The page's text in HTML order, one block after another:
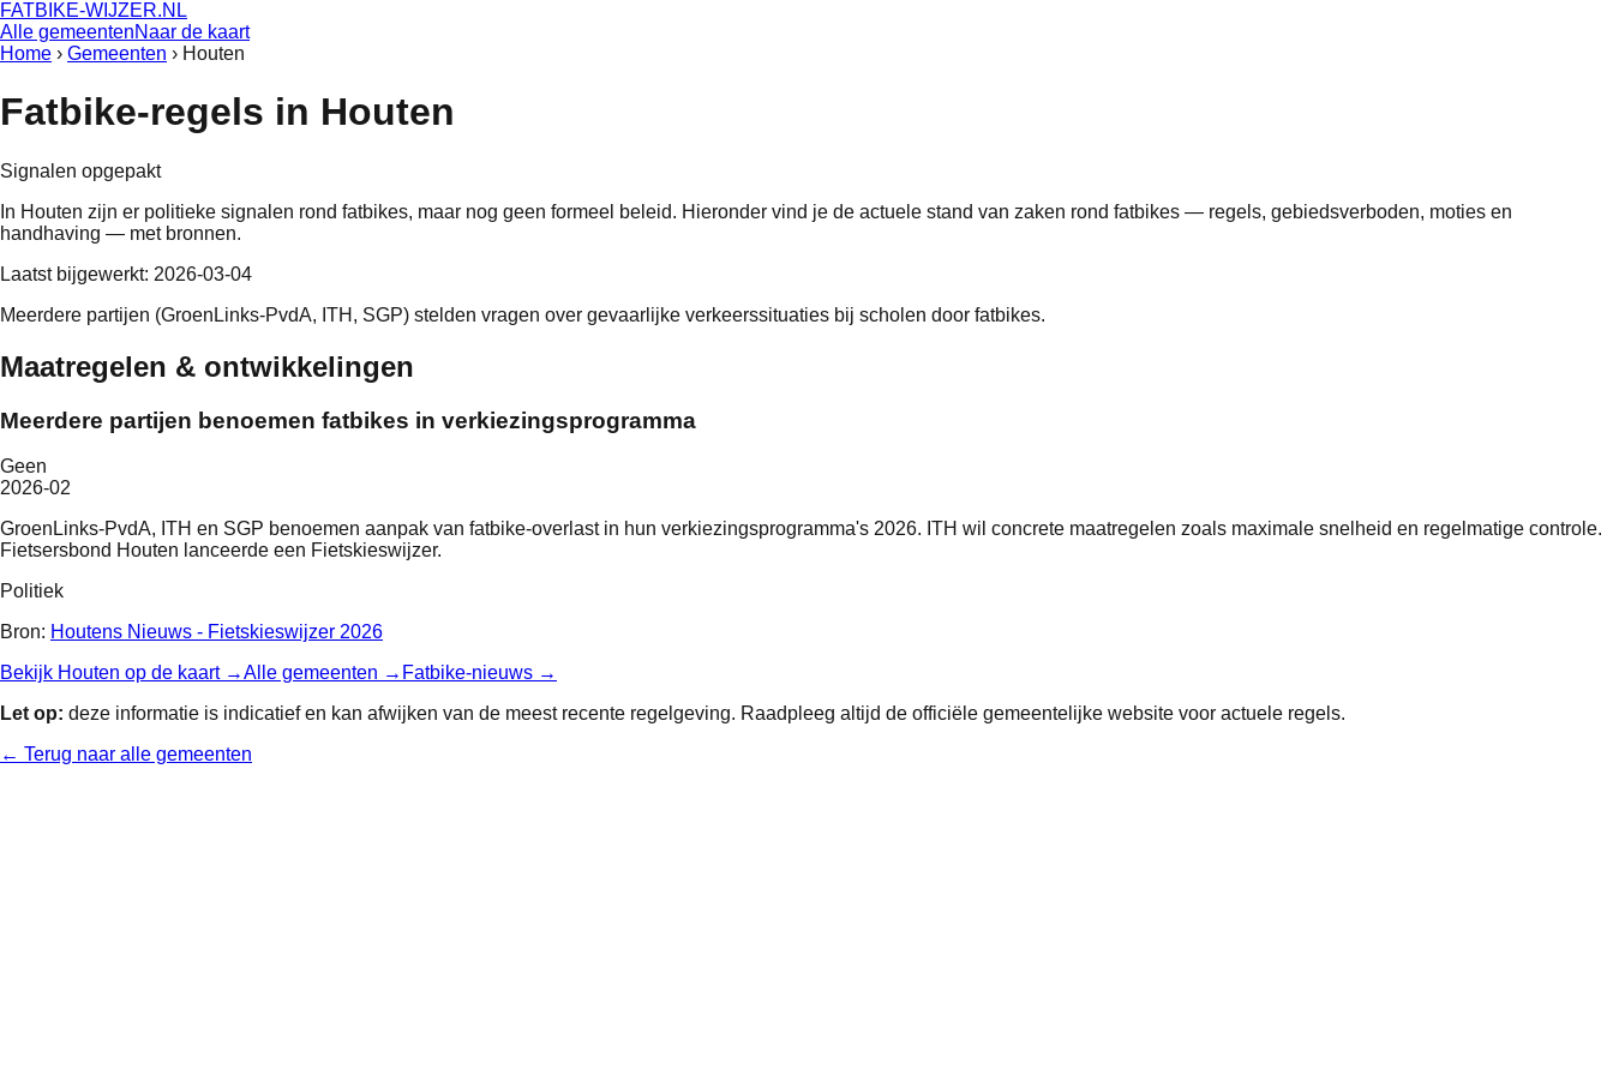
FATBIKE-WIJZER.NL
Alle gemeentenNaar de kaart
Home › Gemeenten › Houten
Fatbike-regels in Houten
Signalen opgepakt
In Houten zijn er politieke signalen rond fatbikes, maar nog geen formeel beleid. Hieronder vind je de actuele stand van zaken rond fatbikes — regels, gebiedsverboden, moties en
handhaving — met bronnen.
Laatst bijgewerkt: 2026-03-04
Meerdere partijen (GroenLinks-PvdA, ITH, SGP) stelden vragen over gevaarlijke verkeerssituaties bij scholen door fatbikes.
Maatregelen & ontwikkelingen
Meerdere partijen benoemen fatbikes in verkiezingsprogramma
Geen
2026-02
GroenLinks-PvdA, ITH en SGP benoemen aanpak van fatbike-overlast in hun verkiezingsprogramma's 2026. ITH wil concrete maatregelen zoals maximale snelheid en regelmatige controle.
Fietsersbond Houten lanceerde een Fietskieswijzer.
Politiek
Bron: Houtens Nieuws - Fietskieswijzer 2026
Bekijk Houten op de kaart →Alle gemeenten → Fatbike-nieuws →
Let op: deze informatie is indicatief en kan afwijken van de meest recente regelgeving. Raadpleeg altijd de officiële gemeentelijke website voor actuele regels.
← Terug naar alle gemeenten